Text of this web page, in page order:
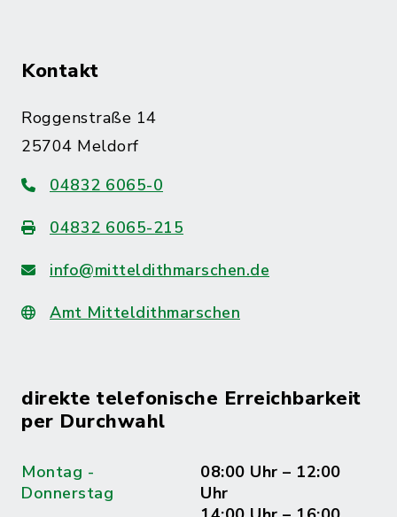
Kontakt
Roggenstraße 14
25704 Meldorf
04832 6065-0
04832 6065-215
info@mitteldithmarschen.de
Amt Mitteldithmarschen
direkte telefonische Erreichbarkeit
per Durchwahl
Montag -
Donnerstag
08:00 Uhr – 12:00
Uhr